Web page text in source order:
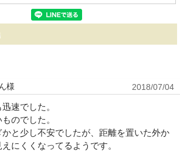
様 2018/07/04
速でした。
のでした。
と少し不安でしたが、距離を置いた外か
にくくなってるようです。